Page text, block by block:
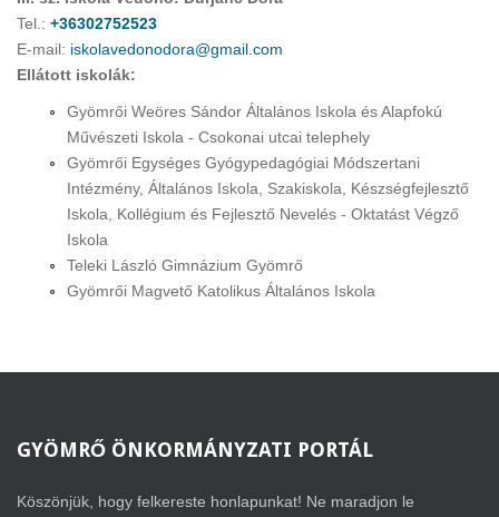
Tel.: +36302752523
E-mail: iskolavedonodora@gmail.com
Ellátott iskolák:
Gyömrői Weöres Sándor Általános Iskola és Alapfokú
Művészeti Iskola - Csokonai utcai telephely
Gyömrői Egységes Gyógypedagógiai Módszertani
Intézmény, Általános Iskola, Szakiskola, Készségfejlesztő
Iskola, Kollégium és Fejlesztő Nevelés - Oktatást Végző
Iskola
Teleki László Gimnázium Gyömrő
Gyömrői Magvető Katolikus Általános Iskola
GYÖMRŐ ÖNKORMÁNYZATI PORTÁL
Köszönjük, hogy felkereste honlapunkat! Ne maradjon le